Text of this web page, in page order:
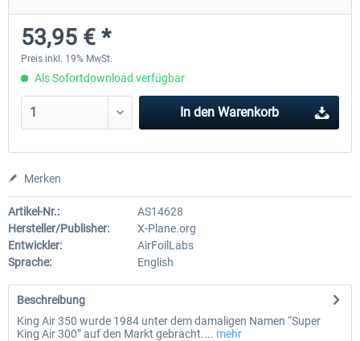
37,95 € *
53,95 € *
Preis inkl. 19% MwSt.
Als Sofortdownload verfügbar
In den Warenkorb
Merken
Artikel-Nr.:
AS14628
Hersteller/Publisher:
X-Plane.org
Entwickler:
AirFoilLabs
Sprache:
English
Beschreibung
King Air 350 wurde 1984 unter dem damaligen Namen “Super
King Air 300” auf den Markt gebracht.... mehr